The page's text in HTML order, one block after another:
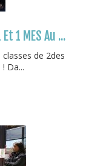
1 MES Au ...
de 2des
Da...